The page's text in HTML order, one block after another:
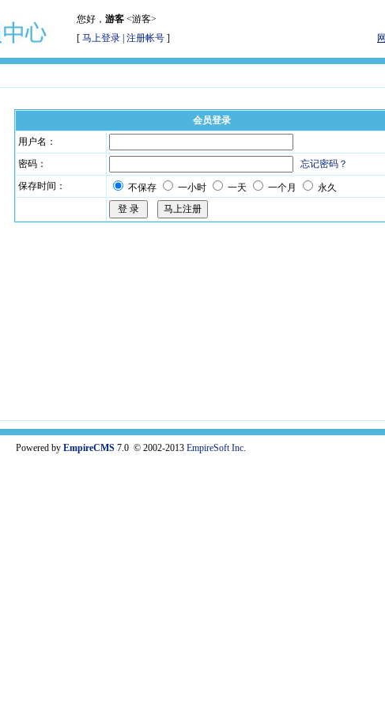
您好， 游客 <游客>
[ 马上登录 注册帐号 ]
会员登录
用户名：
密码：
忘记密码？
保存时间：
不保存 一小时 一天 一个月 永久
Powered by EmpireCMS7.0 © 2002-2013 EmpireSoft Inc.